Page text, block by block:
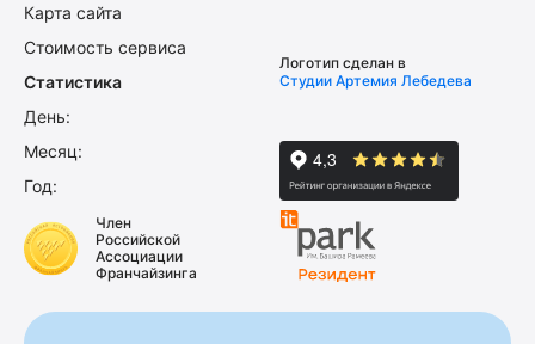
Карта сайта
Стоимость сервиса
Статистика
День:
Месяц:
Год:
Логотип сделан в
Студии Артемия Лебедева
Член
Российской
Ассоциации
Франчайзинга